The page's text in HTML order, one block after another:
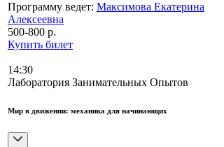
Программу ведет: Максимова Екатерина
Алексеевна
500-800 р.
Купить билет
14:30
Лаборатория Занимательных Опытов
Мир в движении: механика для начинающих